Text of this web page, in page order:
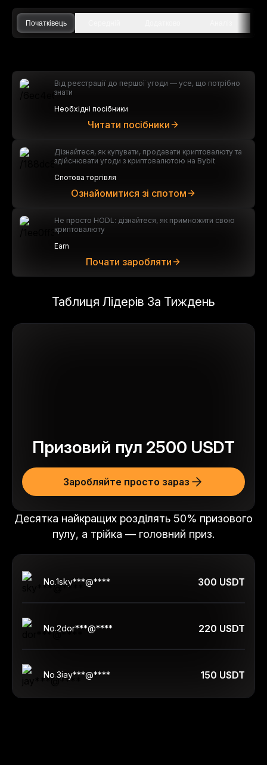
Початківець
Від реєстрації до першої угоди — усе, що потрібно
знати
Необхідні посібники
Читати посібники
Дізнайтеся, як купувати, продавати криптовалюту та
здійснювати угоди з криптовалютою на Bybit
Спотова торгівля
Ознайомитися зі спотом
Не просто HODL: дізнайтеся, як примножити свою
криптовалюту
Earn
Почати заробляти
Таблиця Лідерів За Тиждень
Десятка найкращих розділять 50% призового
пулу, а трійка — головний приз.
No.1sky***@**** 300 USDT
No.2dor***@**** 220 USDT
No.3jay***@**** 150 USDT
Призовий пул 2500 USDT
Заробляйте просто зараз